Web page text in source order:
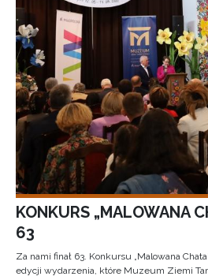
KONKURS „MALOWANA
63
Za nami finał 63. Konkursu „Malowana
edycji wydarzenia, które Muzeum Ziemi